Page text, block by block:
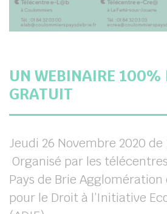
UN WEBINAIRE 100%
GRATUIT
Jeudi 26 Novembre 2020 de
Organisé par les
Pays de Brie Agglomération
pour le Droit à l’Initiative